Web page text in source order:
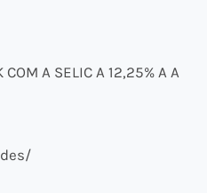
A SELIC A 12,25% A A